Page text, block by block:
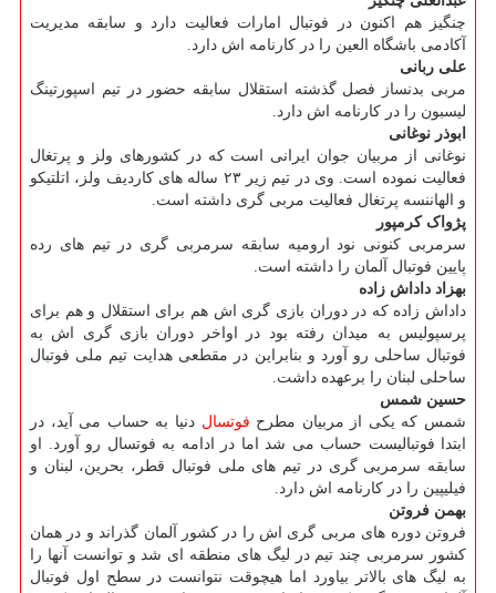
چنگیز هم اکنون در فوتبال امارات فعالیت دارد و سابقه مدیریت
آکادمی باشگاه العین را در کارنامه اش دارد.
علی ربانی
مربی بدنساز فصل گذشته استقلال سابقه حضور در تیم اسپورتینگ
لیسبون را در کارنامه اش دارد.
ابوذر نوغانی
نوغانی از مربیان جوان ایرانی است که در کشورهای ولز و پرتغال
فعالیت نموده است. وی در تیم زیر ۲۳ ساله های کاردیف ولز، اتلتیکو
و الهاننسه پرتغال فعالیت مربی گری داشته است.
پژواک کرمپور
سرمربی کنونی نود ارومیه سابقه سرمربی گری در تیم های رده
پایین فوتبال آلمان را داشته است.
بهزاد داداش زاده
داداش زاده که در دوران بازی گری اش هم برای استقلال و هم برای
پرسپولیس به میدان رفته بود در اواخر دوران بازی گری اش به
فوتبال ساحلی رو آورد و بنابراین در مقطعی هدایت تیم ملی فوتبال
ساحلی لبنان را برعهده داشت.
حسین شمس
شمس که یکی از مربیان مطرح فوتسال دنیا به حساب می آید، در
ابتدا فوتبالیست حساب می شد اما در ادامه به فوتسال رو آورد. او
سابقه سرمربی گری در تیم های ملی فوتبال قطر، بحرین، لبنان و
فیلیپین را در کارنامه اش دارد.
بهمن فروتن
فروتن دوره های مربی گری اش را در کشور آلمان گذراند و در همان
کشور سرمربی چند تیم در لیگ های منطقه ای شد و توانست آنها را
به لیگ های بالاتر بیاورد اما هیچوقت نتوانست در سطح اول فوتبال